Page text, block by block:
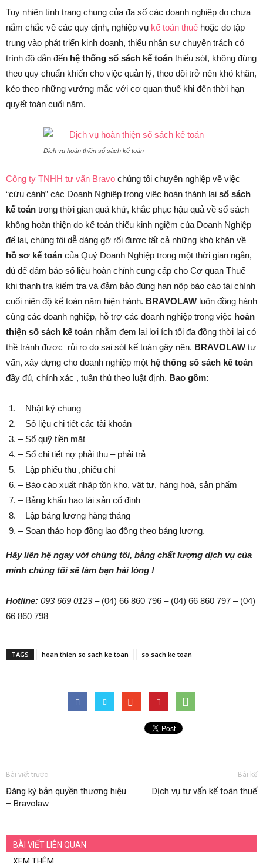
Tuy nhiên tình trạng chung của đa số các doanh nghiệp do chưa
nắm chắc về các quy định, nghiệp vụ kế toán thuế hoặc do tập
trung vào phát triển kinh doanh, thiếu nhân sự chuyên trách có
trình độ dẫn đến hệ thống sổ sách kế toán thiếu sót, không đúng
theo quy chuẩn khiến cho việc quản lý, theo dõi trở nên khó khăn,
kéo theo những vướng mắc với cơ quan thuế khi đến thời hạn
quyết toán cuối năm.
Dịch vụ hoàn thiện sổ sách kế toán
Công ty TNHH tư vấn Bravo chúng tôi chuyên nghiệp về việc
“cứu cánh” các Doanh Nghiệp trong việc hoàn thành lại sổ sách
kế toán trong thời gian quá khứ, khắc phục hậu quả về sổ sách
không hoàn thiện do kế toán thiếu kinh ngiệm của Doanh Nghiệp
để lại, chúng tôi dễ dàng gỡ rối được tất cả những khó khăn về
hồ sơ kế toán của Quý Doanh Nghiệp trong một thời gian ngắn,
đủ để đảm bảo số liệu hoàn chỉnh cung cấp cho Cơ quan Thuế
khi thanh tra kiểm tra và đảm bảo đúng hạn nộp báo cáo tài chính
cuối niên độ kế toán năm hiện hành. BRAVOLAW luôn đồng hành
cùng các doanh nghiệp, hỗ trợ các doanh nghiệp trong việc hoàn
thiện sổ sách kế toán nhằm đem lại lợi ích tối đa đồng thời lại có
thề tránh được rủi ro do sai sót kế toán gây nên. BRAVOLAW tư
vấn, xây dựng cho doanh nghiệp một hệ thống sổ sách kế toán
đầy đủ, chính xác , tuân thủ theo luật định. Bao gồm:
– Nhật ký chung
– Số liệu chi tiết các tài khoản
– Sổ quỹ tiền mặt
– Sổ chi tiết nợ phải thu – phải trả
– Lập phiếu thu ,phiếu chi
– Báo cáo xuất nhập tồn kho, vật tư, hàng hoá, sản phẩm
– Bảng khấu hao tài sản cố định
– Lập bảng lương hàng tháng
– Soạn thảo hợp đồng lao động theo bảng lương.
Hãy liên hệ ngay với chúng tôi, bằng chất lượng dịch vụ của
mình chúng tôi sẽ làm bạn hài lòng !
Hotline: 093 669 0123– (04) 66 860 796 – (04) 66 860 797 – (04)
66 860 798
TAGS hoan thien so sach ke toan so sach ke toan
Bài viết trước
Đăng ký bản quyền thương hiệu
– Bravolaw
Bài kế
Dịch vụ tư vấn kế toán thuế
BÀI VIẾT LIÊN QUAN